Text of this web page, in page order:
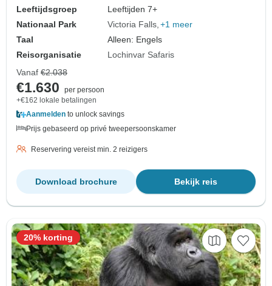
Leeftijdsgroep
Leeftijden 7+
Nationaal Park
Victoria Falls +1 meer
Taal
Alleen: Engels
Reisorganisatie
Lochinvar Safaris
Vanaf €2.038
€1.630
per persoon
+€162 lokale betalingen
Aanmelden to unlock savings
Prijs gebaseerd op privé tweepersoonskamer
Reservering vereist min. 2 reizigers
Bekijk reis
Download brochure
20% korting